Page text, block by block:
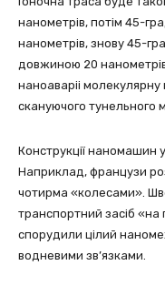
нанометрів, потім 45-
нанометрів, знову 45-
довжиною 20
наноаваріі
скануючого тунельного
Конструкції наномашин
Наприклад, французи
чотирма «колесами».
транспортний засіб «на
спорудили цілий
водневими зв’язками.